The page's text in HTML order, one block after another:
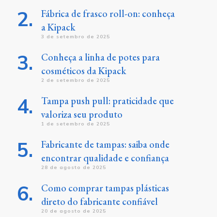
Fábrica de frasco roll-on: conheça
a Kipack
3 de setembro de 2025
Conheça a linha de potes para
cosméticos da Kipack
2 de setembro de 2025
Tampa push pull: praticidade que
valoriza seu produto
1 de setembro de 2025
Fabricante de tampas: saiba onde
encontrar qualidade e confiança
28 de agosto de 2025
Como comprar tampas plásticas
direto do fabricante confiável
20 de agosto de 2025